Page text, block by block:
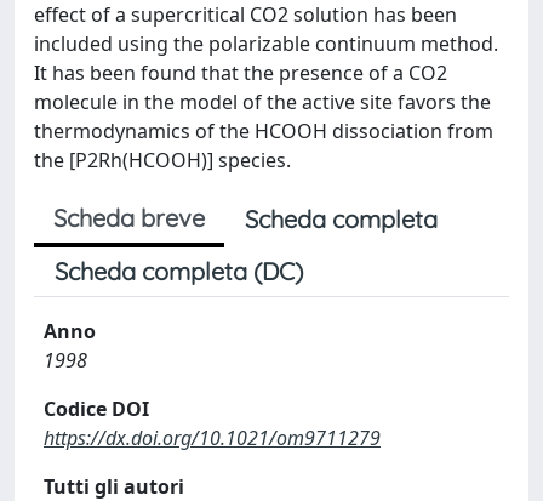
effect of a supercritical CO2 solution has been
included using the polarizable continuum method.
It has been found that the presence of a CO2
molecule in the model of the active site favors the
thermodynamics of the HCOOH dissociation from
the [P2Rh(HCOOH)] species.
Scheda breve
Scheda completa
Scheda completa (DC)
Anno
1998
Codice DOI
https://dx.doi.org/10.1021/om9711279
Tutti gli autori